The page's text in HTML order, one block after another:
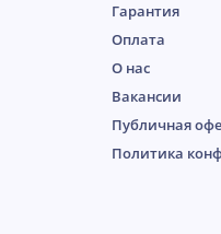
Гарантия
Оплата
О нас
Вакансии
Публичная
Пoлитикa